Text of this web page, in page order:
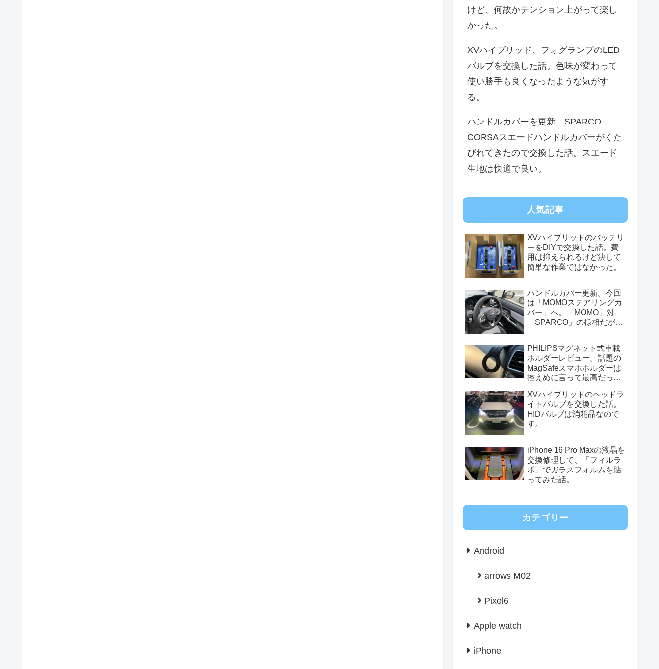
けど、何故かテンション上がって楽し
かった。
XVハイブリッド、フォグランプのLED
バルブを交換した話。色味が変わって
使い勝手も良くなったような気がす
る。
ハンドルカバーを更新。SPARCO
CORSAスエードハンドルカバーがくた
びれてきたので交換した話。スエード
生地は快適で良い。
人気記事
XVハイブリッドのバッテリ
ーをDIYで交換した話。費
用は抑えられるけど決して
簡単な作業ではなかった。
ハンドルカバー更新。今回
は「MOMOステアリングカ
バー」へ。「MOMO」対
「SPARCO」の様相だが、
PHILIPSマグネット式車載
ホルダーレビュー。話題の
MagSafeスマホホルダーは
控えめに言って最高だっ
XVハイブリッドのヘッドラ
イトバルブを交換した話。
HIDバルブは消耗品なので
す。
iPhone 16 Pro Maxの液晶を
交換修理して、「フィルラ
ボ」でガラスフォルムを貼
ってみた話。
カテゴリー
Android
arrows M02
Pixel6
Apple watch
iPhone